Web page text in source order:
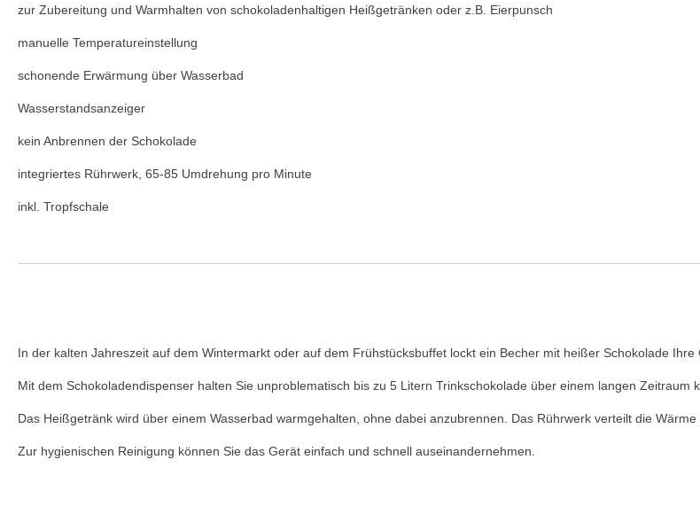
zur Zubereitung und Warmhalten von schokoladenhaltigen Heißgetränken oder z.B. Eierpunsch
manuelle Temperatureinstellung
schonende Erwärmung über Wasserbad
Wasserstandsanzeiger
kein Anbrennen der Schokolade
integriertes Rührwerk, 65-85 Umdrehung pro Minute
inkl. Tropfschale
In der kalten Jahreszeit auf dem Wintermarkt oder auf dem Frühstücksbuffet lockt ein Becher mit heißer Schokolade Ihre
Mit dem Schokoladendispenser halten Sie unproblematisch bis zu 5 Litern Trinkschokolade über einem langen Zeitraum
Das Heißgetränk wird über einem Wasserbad warmgehalten, ohne dabei anzubrennen. Das Rührwerk verteilt die
Zur hygienischen Reinigung können Sie das Gerät einfach und schnell auseinandernehmen.